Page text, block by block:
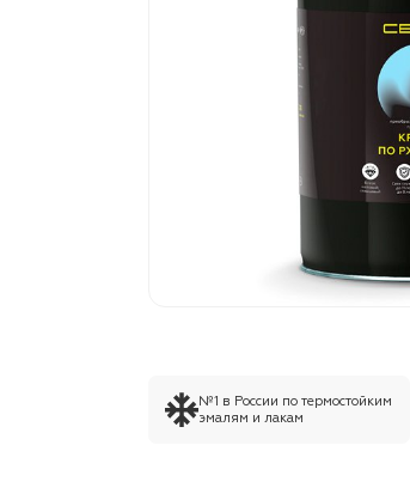
№1 в России по термостойким
эмалям и лакам